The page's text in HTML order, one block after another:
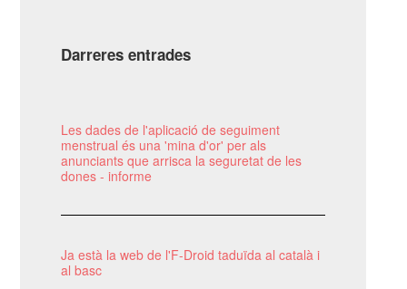
Darreres entrades
Les dades de l'aplicació de seguiment
menstrual és una 'mina d'or' per als
anunciants que arrisca la seguretat de les
dones - informe
Ja està la web de l'F-Droid taduïda al català i
al basc